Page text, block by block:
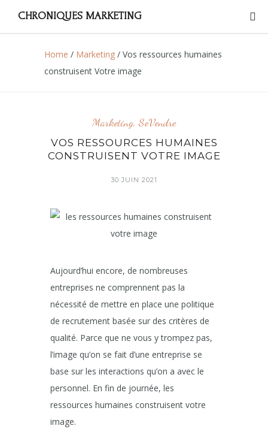
CHRONIQUES MARKETING
Home / Marketing / Vos ressources humaines
construisent Votre image
Marketing,SeVendre
VOS RESSOURCES HUMAINES
CONSTRUISENT VOTRE IMAGE
30 JUIN 2021
Aujourd’hui encore, de nombreuses
entreprises ne comprennent pas la
nécessité de mettre en place une politique
de recrutement basée sur des critères de
qualité. Parce que ne vous y trompez pas,
l’image qu’on se fait d’une entreprise se
base sur les interactions qu’on a avec le
personnel. En fin de journée, les
ressources humaines construisent votre
image.